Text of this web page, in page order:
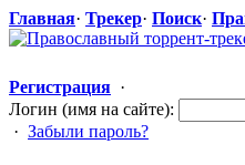
Главная· Трекер· Поиск·
Регистрация ·
Логин (имя на сайте):
· Забыли пароль?